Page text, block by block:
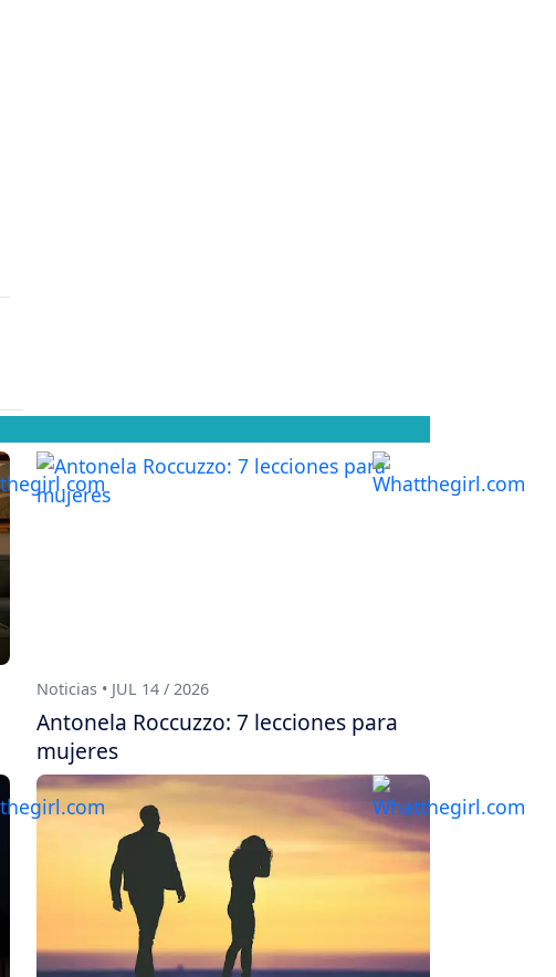
Noticias • JUL 14 / 2026
Antonela Roccuzzo: 7 lecciones para
mujeres